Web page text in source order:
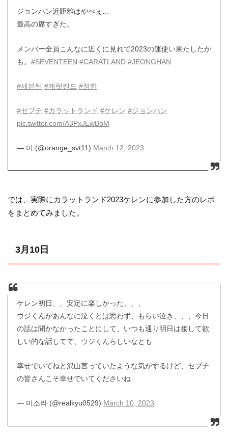
ジョンハン近距離はやべぇ…
最高の席すぎた。
メンバー全員こんなに近くに見れて2023の運使い果たしたか
も。 #SEVENTEEN #CARATLAND #JEONGHAN
#세븐틴 #캐럿랜드 #정한
#セブチ #カラットランド #ケレン #ジョンハン
pic.twitter.com/A3PxJEwBbM
— 미 (@orange_svt11) March 12, 2023
では、実際にカラットランド2023ケレンに参加した方のレポ
をまとめてみました。
3月10日
ケレン初日、、安定に楽しかった、、、
ウジくんがあんなに泣くとは思わず、もらい泣き、、、今日
の話は聞かなかったことにして、いつも通り明日は接して欲
しい的な話してて、ウジくんらしいなとも
幸せでいてねと沢山言っていたような気がするけど、セブチ
の皆さんこそ幸せでいてくださいね
— 미소라 (@realkyu0529) March 10, 2023